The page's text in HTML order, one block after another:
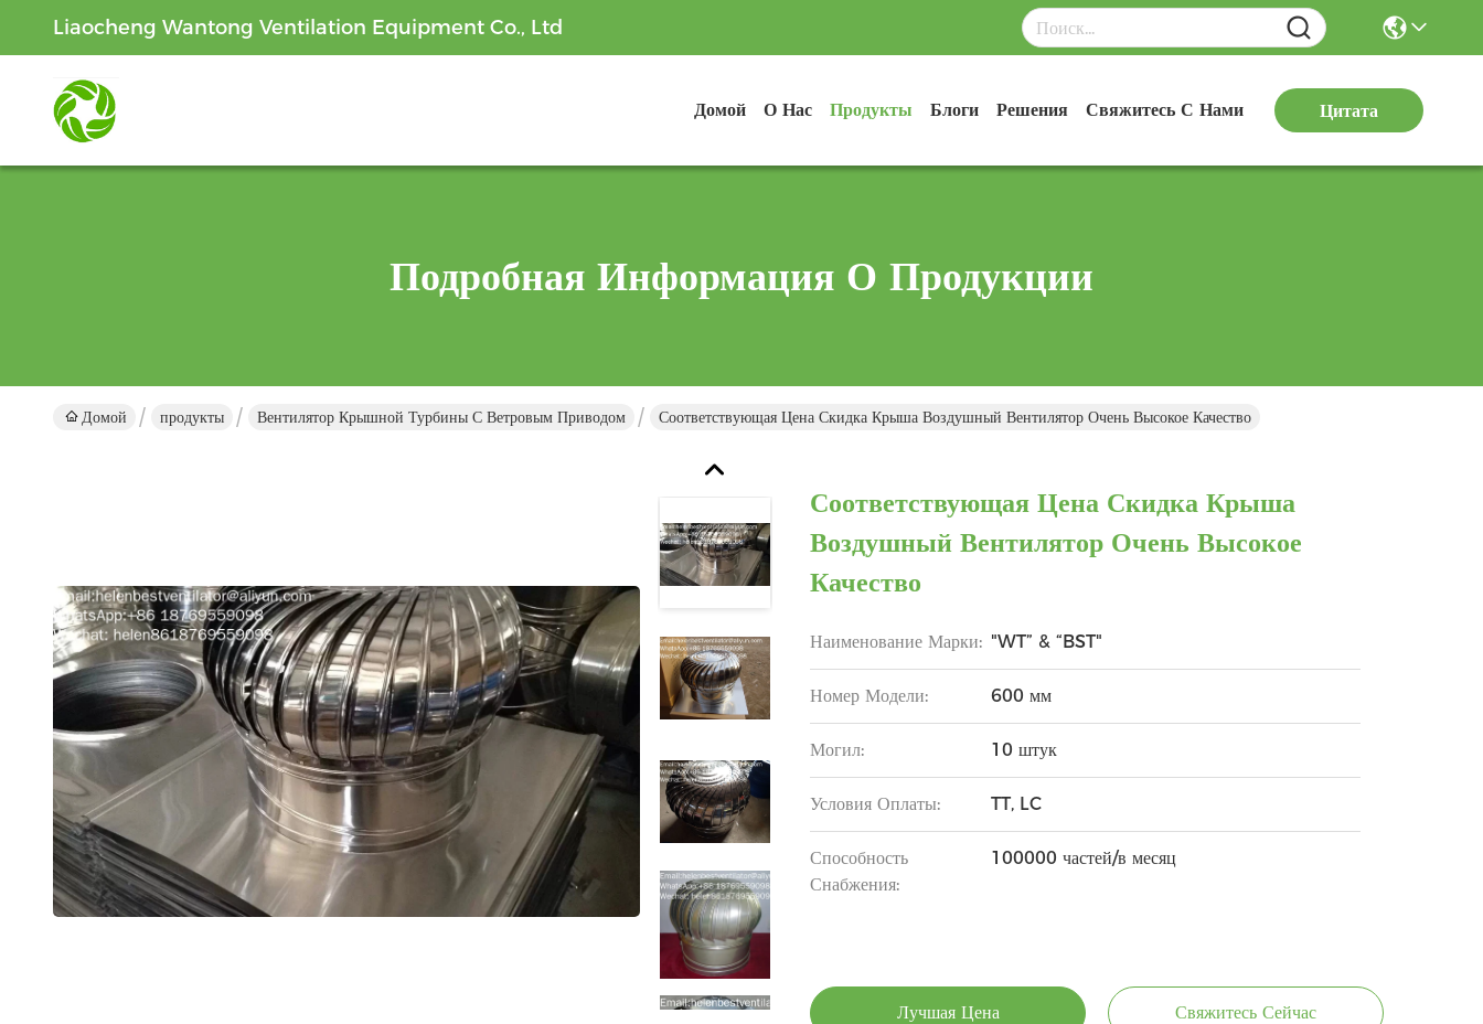
Liaocheng Wantong Ventilation Equipment Co., Ltd
Домой О Нас Продукты Блоги Решения Свяжитесь С Нами Цитата
Подробная Информация О Продукции
Домой продукты Вентилятор Крышной Турбины С Ветровым Приводом Соответствующая Цена Скидка Крыша Воздушный Вентилятор Очень Высокое Качество
Соответствующая Цена Скидка Крыша
Воздушный Вентилятор Очень Высокое
Качество
Наименование Марки: "WT” & “BST"
Номер Модели: 600 мм
Могил: 10 штук
Условия Оплаты: TT, LC
Способность
Снабжения:
100000 частей/в месяц
Лучшая Цена Свяжитесь Сейчас